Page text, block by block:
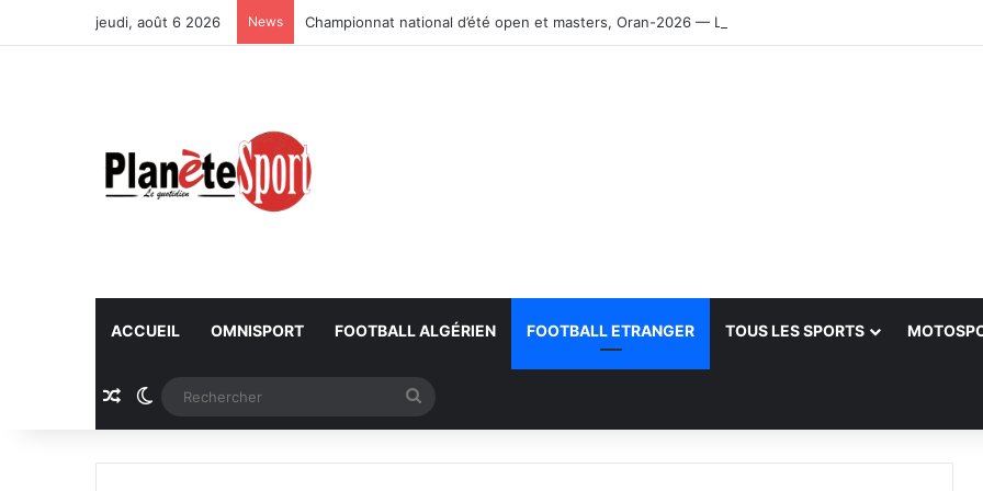
jeudi, août 6 2026 News Championnat national d’été open et masters, Oran-2026 — Le CRB s’adjuge le titre
ACCUEIL OMNISPORT FOOTBALL ALGÉRIEN FOOTBALL ETRANGER TOUS LES SPORTS
Article Aléatoire
Switch skin